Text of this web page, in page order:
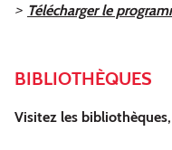
> Télécharger le
BIBLIOTHÈQUES
Visitez les